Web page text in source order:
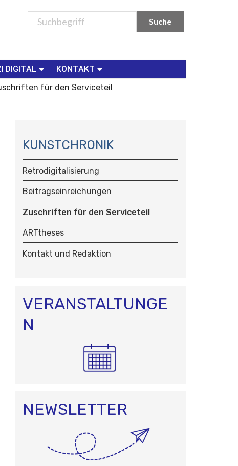
DIGITAL
KONTAKT
für den Serviceteil
A
V
I
G
A
T
I
O
N
KUNSTCHRONIK
Retrodigitalisierung
Beitragseinreichungen
Zuschriften für den Serviceteil
ARTtheses
Kontakt und Redaktion
VERANSTALTUNGE
N
NEWSLETTER